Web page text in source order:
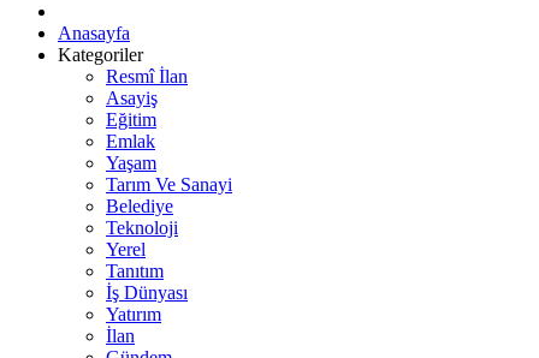
Anasayfa
Kategoriler
Resmî İlan
Asayiş
Eğitim
Emlak
Yaşam
Tarım Ve Sanayi
Belediye
Teknoloji
Yerel
Tanıtım
İş Dünyası
Yatırım
İlan